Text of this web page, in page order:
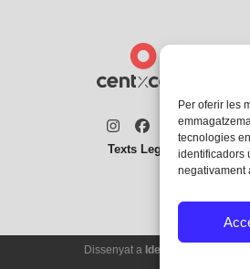
Per oferir les
tecnologies
identificadors
negativament
Instagram
Facebook
Twitter
Texts Legals
Dissenyat a Ideograma